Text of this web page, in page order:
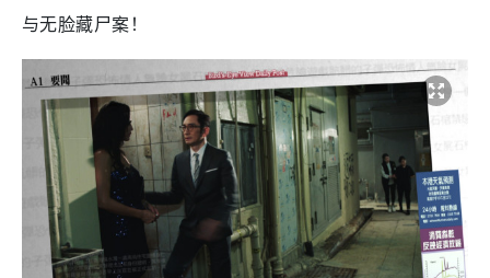
与无脸藏尸案！